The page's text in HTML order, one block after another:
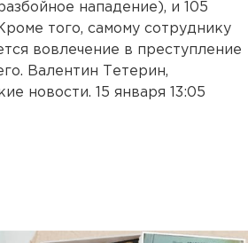
нападение), и 105
того, самому сотруднику
вовлечение в преступление
Валентин Тетерин,
новости. 15 января 13:05